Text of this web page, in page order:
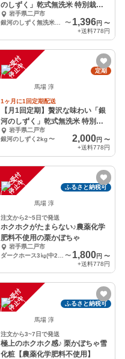
のしずく」乾式無洗米 特別栽培
米 岩手県二戸市
銀河のしずく無洗米2㎏
〜 1,396円 〜
+送料778円
注
文
受
付
停
止
中 定期
馬場 淳
1ヶ月に1回定期配送
【月1回定期】贅沢な味わい「銀
河のしずく」乾式無洗米 特別栽
培米岩手県二戸市
銀河のしずく2kg 〜 2,000円 〜
+送料778円
注
文
受
付
停
止
中 ふるさと納税可
馬場 淳
注文から2~5日で発送
ホクホクがたまらない♪農薬化学
肥料不使用の栗かぼちゃ
岩手県二戸市
〜 1,800円 〜
+送料778円
注
文
受
付
停
止
中 ふるさと納税可
馬場 淳
注文から3~7日で発送
極上のホクホク感♪ 栗かぼちゃ雪
化粧【農薬化学肥料不使用】